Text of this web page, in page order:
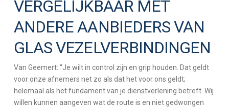
VERGELIJKBAAR MET
ANDERE AANBIEDERS VAN
GLAS VEZELVERBINDINGEN
Van Geemert: “Je wilt in control zijn en grip houden. Dat geldt
voor onze afnemers net zo als dat het voor ons geldt;
helemaal als het fundament van je dienstverlening betreft. Wij
willen kunnen aangeven wat de route is en niet gedwongen